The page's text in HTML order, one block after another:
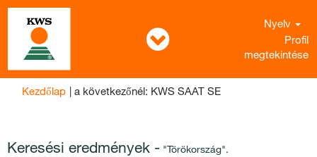
Nyelv
Profil
megtekintése
Kezdőlap | a következőnél: KWS SAAT SE(aktuális
Keresési eredmények - "Törökország".